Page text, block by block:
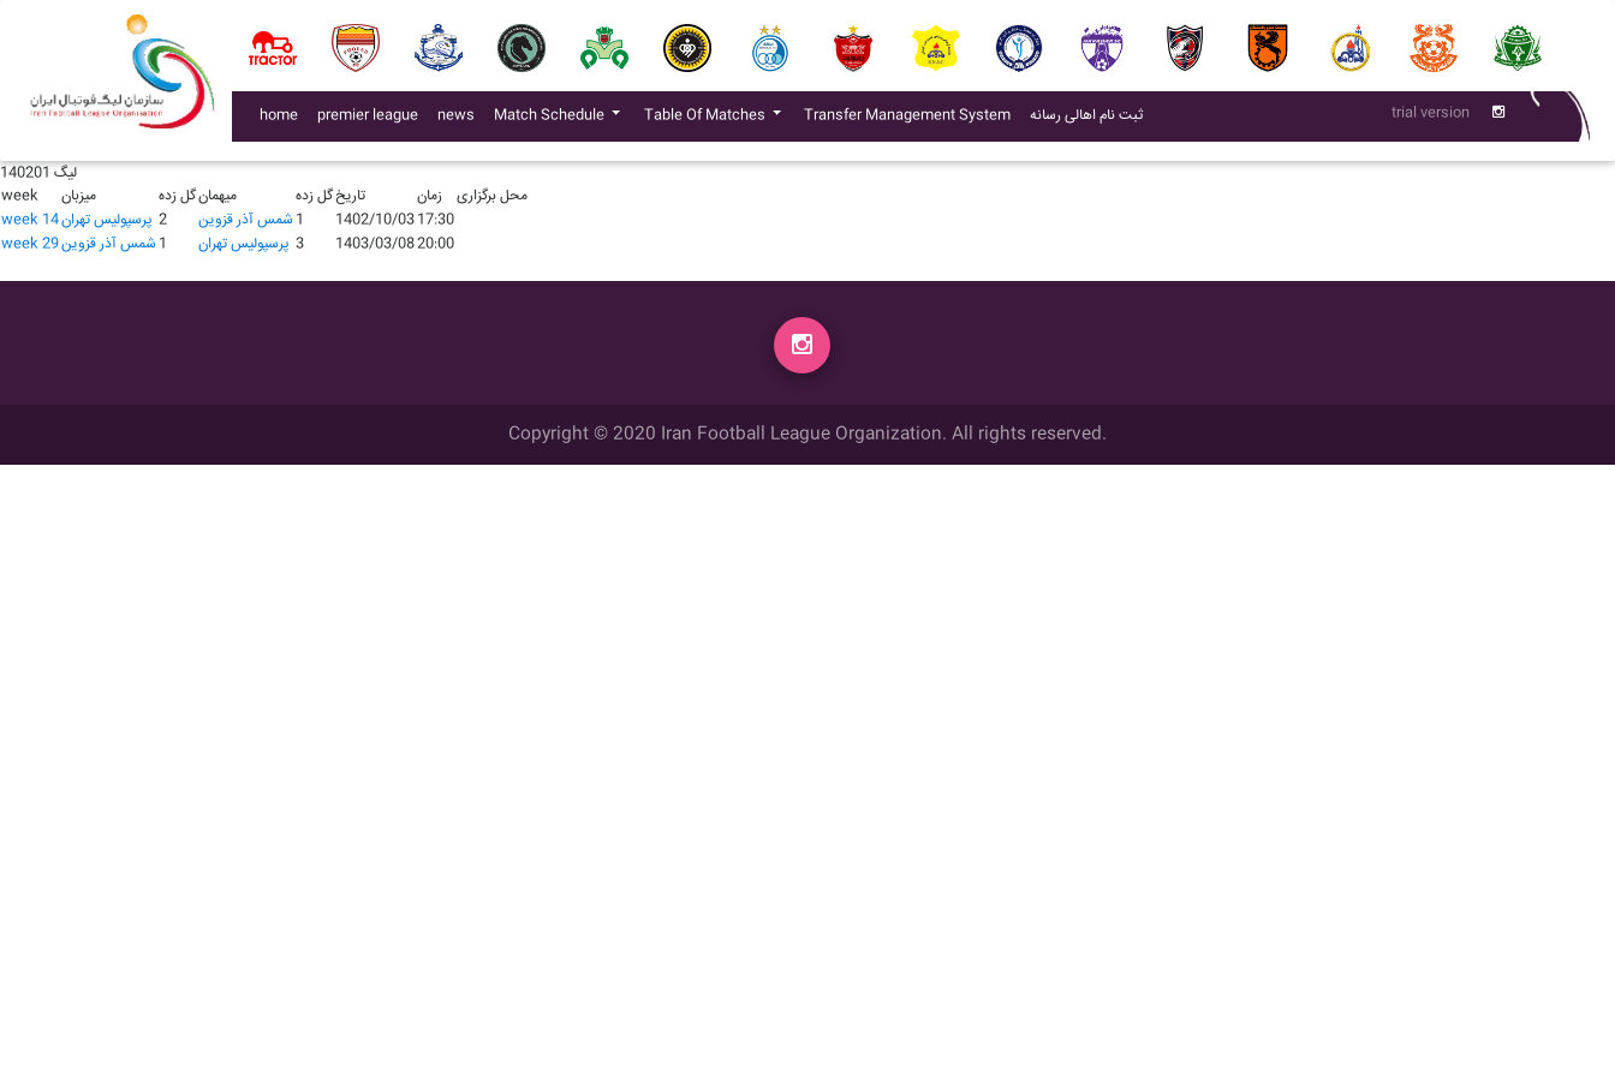
home premier league news(current)
Match Schedule Table Of Matches Transfer Management System(current)
ثبت نام اهالی رسانه(current) trial version
گل زده تاریخ زمان
محل برگزاری
شمس آذر قزوین1 پرسپولیس تهران2 1404/09/07
16:00
week
میزبان گل زدهمیهمان تاریخ
محل برگزاری
پرسپولیس تهران 2 شمس آذر قزوین0 1403/08/05
19:15
لیگ 140201
week
میزبان گل زدهمیهمان گل زدهتاریخ زمان
محل برگزاری
week 14پرسپولیس تهران 2 شمس آذر قزوین 1 1402/10/0317:30
week 29شمس آذر قزوین 1 پرسپولیس تهران 3 1403/03/0820:00
Copyright © 2020 Iran Football League Organization. All rights reserved.